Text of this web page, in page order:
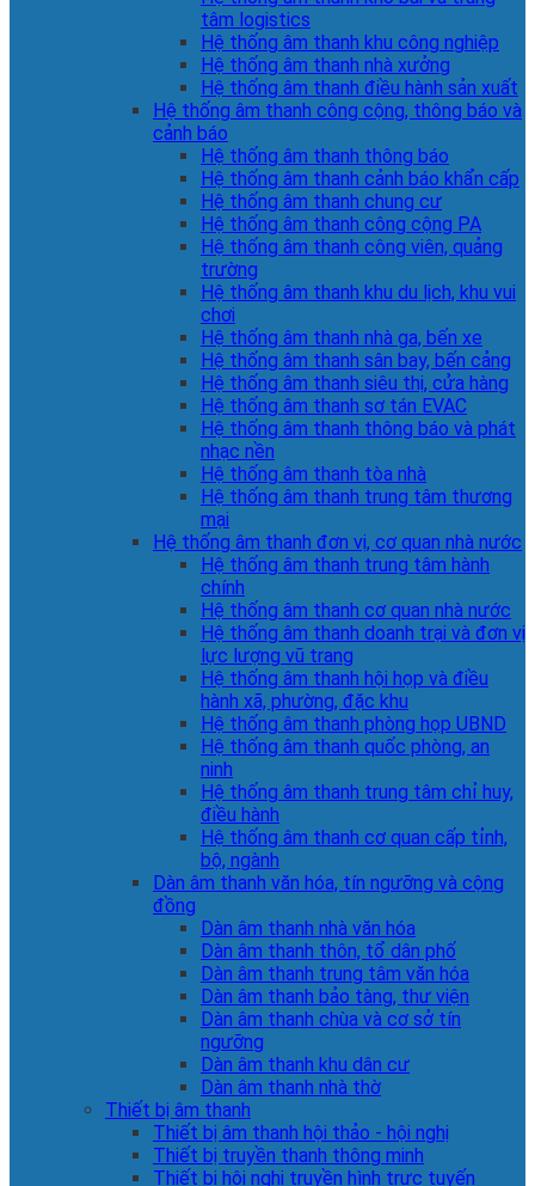
tâm logistics
Hệ thống âm thanh khu công nghiệp
Hệ thống âm thanh nhà xưởng
Hệ thống âm thanh điều hành sản xuất
Hệ thống âm thanh công cộng, thông báo và
cảnh báo
Hệ thống âm thanh thông báo
Hệ thống âm thanh cảnh báo khẩn cấp
Hệ thống âm thanh chung cư
Hệ thống âm thanh công cộng PA
Hệ thống âm thanh công viên, quảng
trường
Hệ thống âm thanh khu du lịch, khu vui
chơi
Hệ thống âm thanh nhà ga, bến xe
Hệ thống âm thanh sân bay, bến cảng
Hệ thống âm thanh siêu thị, cửa hàng
Hệ thống âm thanh sơ tán EVAC
Hệ thống âm thanh thông báo và phát
nhạc nền
Hệ thống âm thanh tòa nhà
Hệ thống âm thanh trung tâm thương
mại
Hệ thống âm thanh đơn vị, cơ quan nhà nước
Hệ thống âm thanh trung tâm hành
chính
Hệ thống âm thanh cơ quan nhà nước
Hệ thống âm thanh doanh trại và đơn vị
lực lượng vũ trang
Hệ thống âm thanh hội họp và điều
hành xã, phường, đặc khu
Hệ thống âm thanh phòng họp UBND
Hệ thống âm thanh quốc phòng, an
ninh
Hệ thống âm thanh trung tâm chỉ huy,
điều hành
Hệ thống âm thanh cơ quan cấp tỉnh,
bộ, ngành
Dàn âm thanh văn hóa, tín ngưỡng và cộng
đồng
Dàn âm thanh nhà văn hóa
Dàn âm thanh thôn, tổ dân phố
Dàn âm thanh trung tâm văn hóa
Dàn âm thanh bảo tàng, thư viện
Dàn âm thanh chùa và cơ sở tín
ngưỡng
Dàn âm thanh khu dân cư
Dàn âm thanh nhà thờ
Thiết bị âm thanh
Thiết bị âm thanh hội thảo - hội nghị
Thiết bị truyền thanh thông minh
Thiết bị hội nghị truyền hình trực tuyến